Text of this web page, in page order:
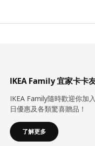
IKEA Family 宜家卡卡
IKEA Family隨時歡迎你加
日優惠及各類驚喜贈品！
了解更多